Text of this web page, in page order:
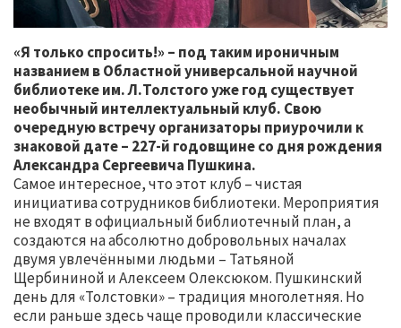
«Я только спросить!» – под таким ироничным
названием в Областной универсальной научной
библиотеке им. Л.Толстого уже год существует
необычный интеллектуальный клуб. Свою
очередную встречу организаторы приурочили к
знаковой дате – 227-й годовщине со дня рождения
Александра Сергеевича Пушкина.
Самое интересное, что этот клуб – чистая
инициатива сотрудников библиотеки. Мероприятия
не входят в официальный библиотечный план, а
создаются на абсолютно добровольных началах
двумя увлечёнными людьми – Татьяной
Щербининой и Алексеем Олексюком. Пушкинский
день для «Толстовки» – традиция многолетняя. Но
если раньше здесь чаще проводили классические